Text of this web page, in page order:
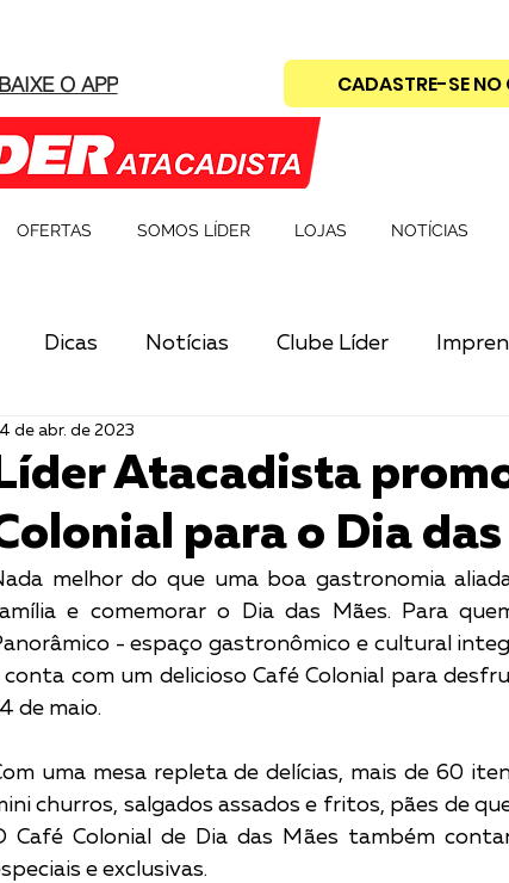
BAIXE O APP CADASTRE-SE NO
OFERTAS SOMOS LÍDER LOJAS NOTÍCIAS
Dicas Notícias Clube Líder
Atacadista
para o Dia
de abr. de 2023
melhor do que uma boa gastronomia
e comemorar o Dia das Mães. Para
- espaço gastronômico e cultural
conta com um delicioso Café Colonial para
de maio.
uma mesa repleta de delícias, mais de 60
churros, salgados assados e fritos, pães de
Café Colonial de Dia das Mães também
e exclusivas.